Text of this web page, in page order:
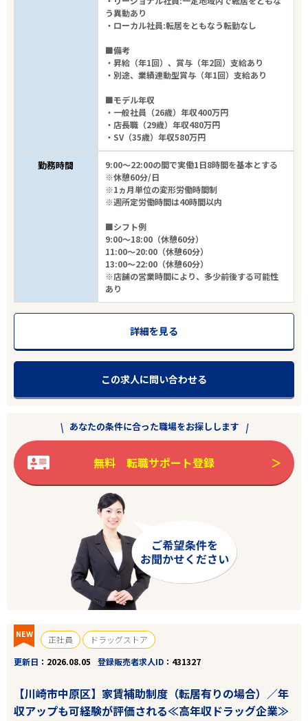
う異動あり
・ローカル社員:転居をともなう転勤なし
■備考
・昇給（年1回）、賞与（年2回）支給あり
・別途、業績連動型賞与（年1回）支給あり
■モデル年収
・一般社員（26歳）年収400万円
・店長職（29歳）年収480万円
・SV（35歳）年収580万円
勤務時間
9:00～22:00の間で実働1日8時間を基本とする
※休憩60分/日
※1ヵ月単位の変形労働時間制
※週所定労働時間は40時間以内
■シフト例
9:00～18:00（休憩60分）
11:00～20:00（休憩60分）
13:00～22:00（休憩60分）
※店舗の営業時間により、多少前後する可能性
あり
詳細を見る
この求人に問い合わせる
あなたの条件に合った職場をお探しします
無料 転職サポート登録
NEW 正社員
ドラッグストア
更新日
2026.08.05 登録販売者求人ID 431327
【川崎市中原区】家賃補助制度（転居有りの場合）／年
収アップも可経験が評価される≪高年収ドラッグ企業≫